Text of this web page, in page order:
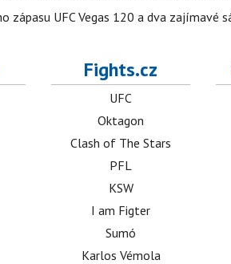
UFC Vegas 120 a dva zajímavé
Fights.cz
UFC
Oktagon
Clash of The Stars
PFL
KSW
I am Figter
Sumó
Karlos Vémola